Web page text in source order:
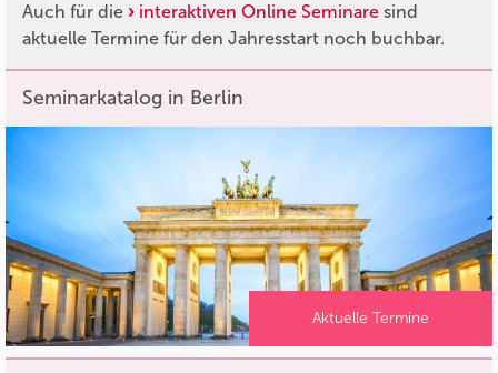
Auch für die
interaktiven Online Seminare sind
aktuelle Termine für den Jahresstart noch buchbar.
Seminarkatalog in Berlin
Aktuelle Termine